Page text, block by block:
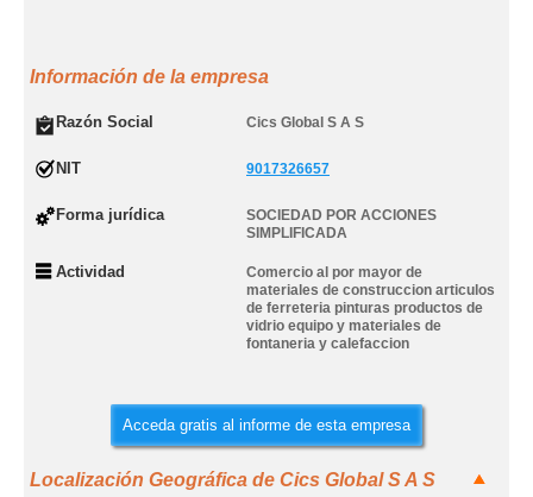
Información de la empresa
Razón Social Cics Global S A S
NIT 9017326657
Forma jurídica
SOCIEDAD POR ACCIONES
SIMPLIFICADA
Actividad
Comercio al por mayor de
materiales de construccion articulos
de ferreteria pinturas productos de
vidrio equipo y materiales de
fontaneria y calefaccion
Acceda gratis al informe de esta empresa
Localización Geográfica de Cics Global S A S